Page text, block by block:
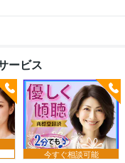
ービス
今すぐ相談可能